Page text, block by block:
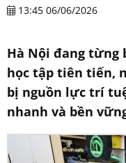
13:45 06/06/2026
Hà Nội đang
học tập tiên tiến,
bị nguồn lực trí
nhanh và bền